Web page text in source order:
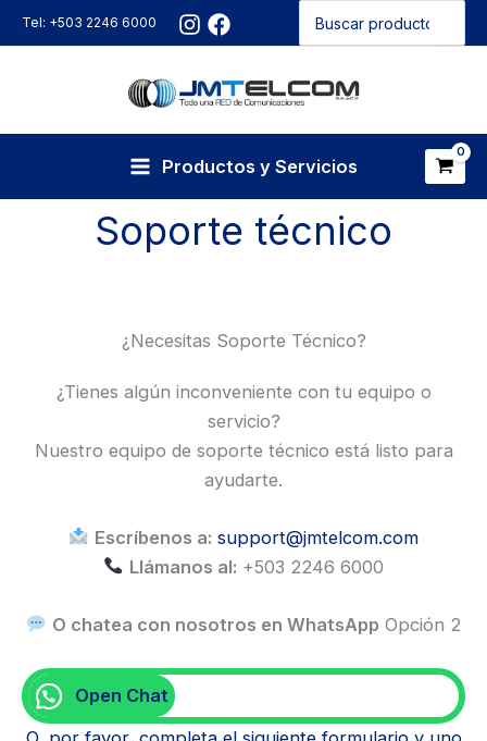
al
Tel: +503 2246 6000
por:
Productos y Servicios
Soporte técnico
¿Necesitas Soporte Técnico?
¿Tienes algún inconveniente con tu equipo o
servicio?
Nuestro equipo de soporte técnico está listo para
ayudarte.
Escríbenos a: support@jmtelcom.com
Llámanos al: +503 2246 6000
O chatea con nosotros en WhatsApp Opción 2
Open Chat